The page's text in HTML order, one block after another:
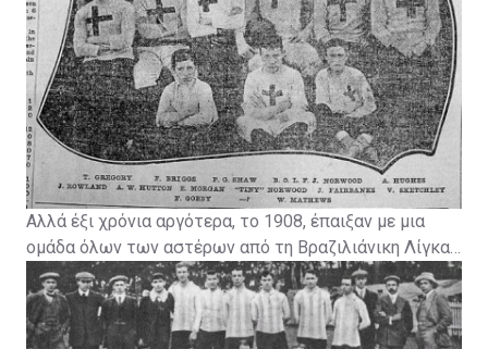
Αλλά έξι χρόνια αργότερα, το 1908, έπαιξαν με μια
ομάδα όλων των αστέρων από τη Βραζιλιάνικη Λίγκα
με μια φόρμα με λευκές και απαλές μπλε ρίγες.